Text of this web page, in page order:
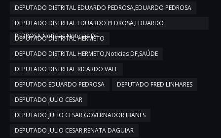
DEPUTADO DISTRITAL EDUARDO PEDROSA,EDUARDO PEDROSA
DEPUTADO DISTRITAL EDUARDO PEDROSA,EDUARDO
PEDROSA,Notícias,Noticias DF
DEPUTADO DISTRITAL HERMETO
DEPUTADO DISTRITAL HERMETO,Noticias DF,SAÚDE
DEPUTADO DISTRITAL RICARDO VALE
DEPUTADO EDUARDO PEDROSA
DEPUTADO FRED LINHARES
DEPUTADO JULIO CESAR
DEPUTADO JULIO CESAR,GOVERNADOR IBANES
DEPUTADO JULIO CESAR,RENATA DAGUIAR